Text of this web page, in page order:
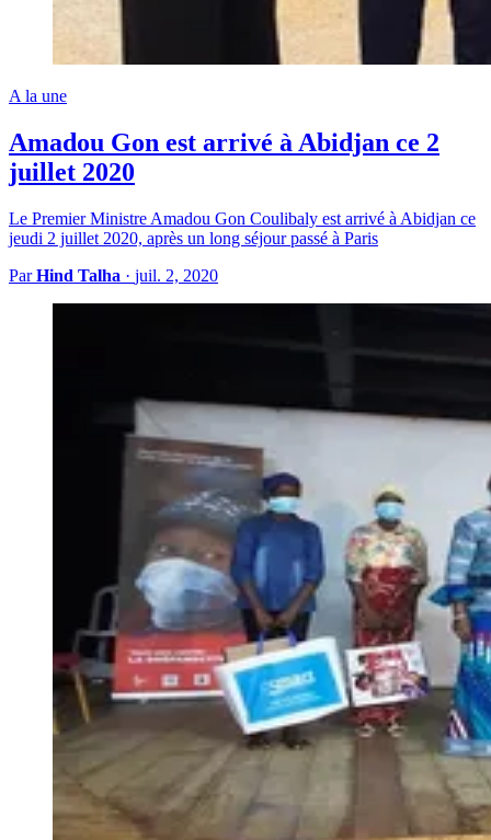
A la une
Amadou Gon est arrivé à Abidjan ce 2
juillet 2020
Le Premier Ministre Amadou Gon Coulibaly est arrivé à Abidjan ce
jeudi 2 juillet 2020, après un long séjour passé à Paris
ParHind Talha · juil. 2, 2020